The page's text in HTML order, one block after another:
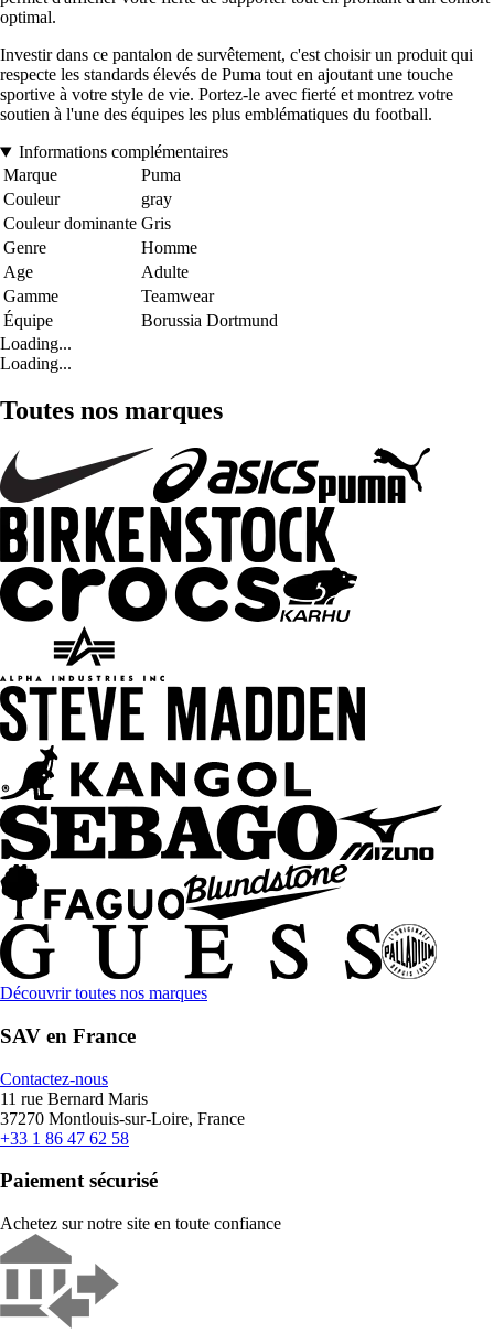
optimal.
Investir dans ce pantalon de survêtement, c'est choisir un produit qui
respecte les standards élevés de Puma tout en ajoutant une touche
sportive à votre style de vie. Portez-le avec fierté et montrez votre
soutien à l'une des équipes les plus emblématiques du football.
Informations complémentaires
Marque
Puma
Couleur
gray
Couleur dominante Gris
Genre
Homme
Age
Adulte
Gamme
Teamwear
Équipe
Borussia Dortmund
Loading...
Loading...
Toutes nos marques
Découvrir toutes nos marques
SAV en France
Contactez-nous
11 rue Bernard Maris
37270 Montlouis-sur-Loire, France
+33 1 86 47 62 58
Paiement sécurisé
Achetez sur notre site en toute confiance